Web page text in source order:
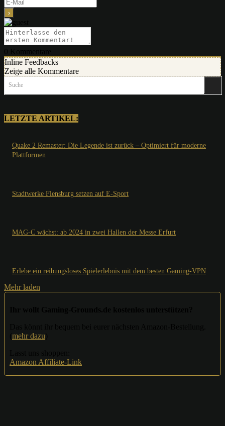
Inline Feedbacks
Zeige alle Kommentare
Suche
LETZTE ARTIKEL:
Quake 2 Remaster: Die Legende ist zurück – Optimiert für moderne
Plattformen
Stadtwerke Flensburg setzen auf E-Sport
MAG-C wächst: ab 2024 in zwei Hallen der Messe Erfurt
Erlebe ein reibungsloses Spielerlebnis mit dem besten Gaming-VPN
Mehr laden
mehr dazu
Amazon Affiliate-Link